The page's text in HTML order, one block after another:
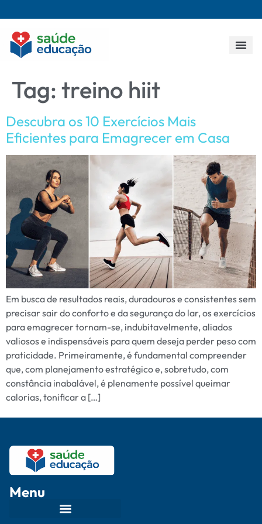
Tag: treino hiit
Descubra os 10 Exercícios Mais
Eficientes para Emagrecer em Casa
Em busca de resultados reais, duradouros e consistentes sem
precisar sair do conforto e da segurança do lar, os exercícios
para emagrecer tornam-se, indubitavelmente, aliados
valiosos e indispensáveis para quem deseja perder peso com
praticidade. Primeiramente, é fundamental compreender
que, com planejamento estratégico e, sobretudo, com
constância inabalável, é plenamente possível queimar
calorias, tonificar a […]
Menu